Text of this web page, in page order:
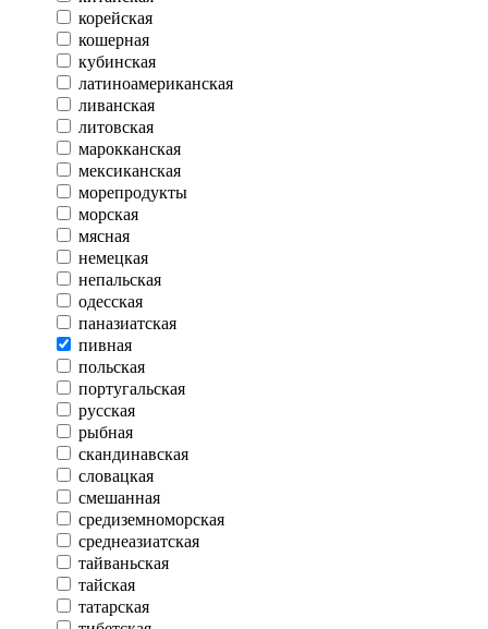
корейская
кошерная
кубинская
латиноамериканская
ливанская
литовская
марокканская
мексиканская
морепродукты
морская
мясная
немецкая
непальская
одесская
паназиатская
пивная
польская
португальская
русская
рыбная
скандинавская
словацкая
смешанная
средиземноморская
среднеазиатская
тайваньская
тайская
татарская